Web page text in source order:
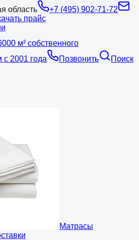
область
+7 (495) 902-71-72
прайс
м² собственного
с 2001 года Позвонить
Поиск
Матрасы